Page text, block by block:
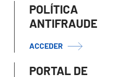
POLÍTICA
ANTIFRAUDE
ACCEDER
PORTAL DE